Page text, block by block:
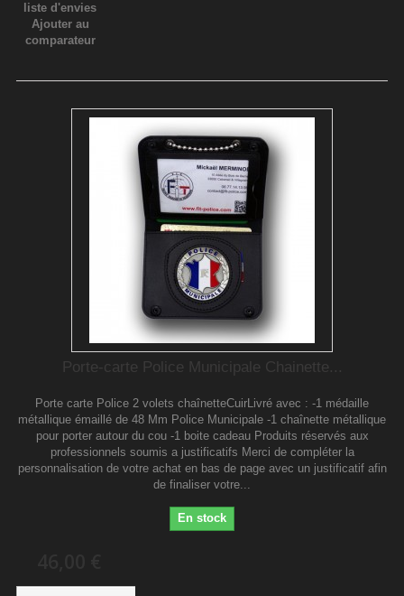
liste d'envies
Ajouter au
comparateur
Porte-carte Police Municipale Chainette...
Porte carte Police 2 volets chaînetteCuirLivré avec : -1 médaille
métallique émaillé de 48 Mm Police Municipale -1 chaînette métallique
pour porter autour du cou -1 boite cadeau Produits réservés aux
professionnels soumis a justificatifs Merci de compléter la
personnalisation de votre achat en bas de page avec un justificatif afin
de finaliser votre...
En stock